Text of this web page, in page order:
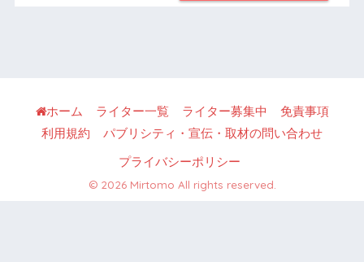
ホーム ライター一覧 ライター募集中
免責事項
利用規約
パブリシティ・宣伝・取材の問い合わせ
プライバシーポリシー
© 2026 Mirtomo All rights reserved.